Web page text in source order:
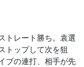
トレート勝ち。袁選
トップして次を狙
ブの連打、相手が先